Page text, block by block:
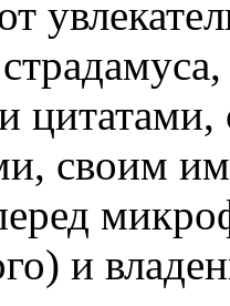
цитатами,
своим
и